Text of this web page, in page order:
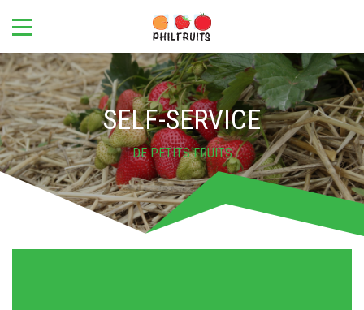
SELF-SERVICE
DE PETITS FRUITS